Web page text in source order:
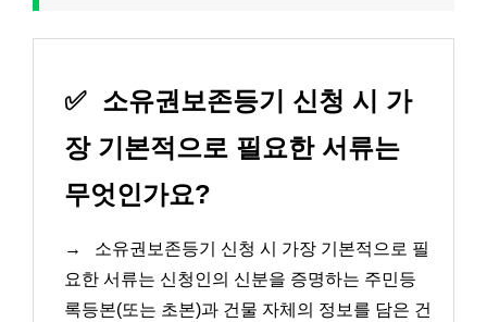
✅ 소유권보존등기 신청 시 가
장 기본적으로 필요한 서류는
무엇인가요?
→
소유권보존등기 신청 시 가장 기본적으로 필
요한 서류는 신청인의 신분을 증명하는 주민등
록등본(또는 초본)과 건물 자체의 정보를 담은 건